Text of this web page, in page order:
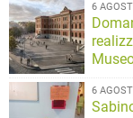
6
6